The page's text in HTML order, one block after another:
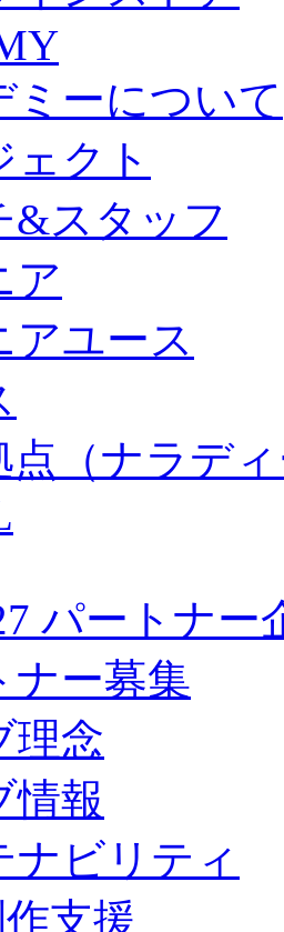
ミーについて
ェクト
&スタッフ
ア
アユース
点（ナラデ
パートナー
ナー募集
理念
情報
ナビリティ
支援